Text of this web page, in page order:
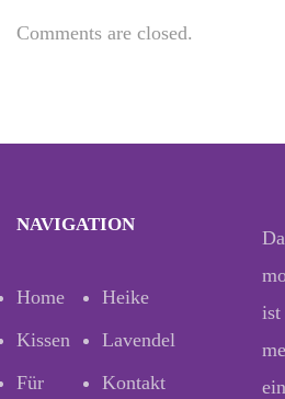
Comments are closed.
NAVIGATION
Home
Heike
Kissen
Lavendel
Für
Kontakt
ist